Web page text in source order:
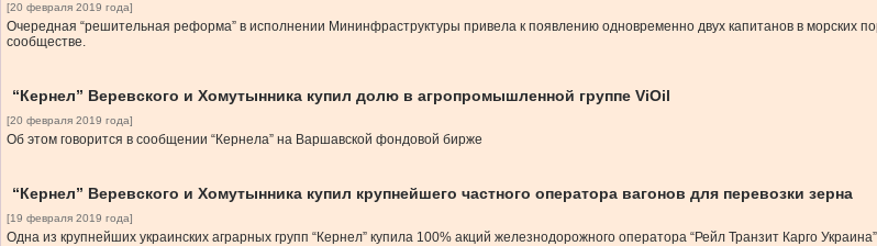
[20 февраля 2019 года]
Очередная “решительная реформа” в исполнении Мининфраструктуры привела к появлению одновременно двух капитанов в морских
сообществе.
“Кернел” Веревского и Хомутынника купил долю в агропромышленной группе ViOil
[20 февраля 2019 года]
Об этом говорится в сообщении “Кернела” на Варшавской фондовой бирже
“Кернел” Веревского и Хомутынника купил крупнейшего частного оператора вагонов для перевозки зерна
[19 февраля 2019 года]
Одна из крупнейших украинских аграрных групп “Кернел” купила 100% акций железнодорожного оператора “Рейл Транзит Карго